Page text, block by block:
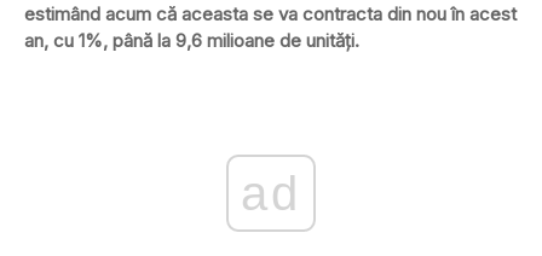
estimând acum că aceasta se va contracta din nou în acest
an, cu 1%, până la 9,6 milioane de unități.
ad